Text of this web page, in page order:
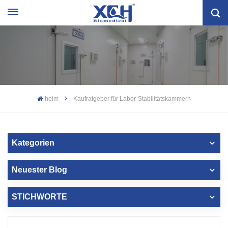
heim Kaufratgeber für Labor-Stabilitätskammern
Kategorien
Neuester Blog
STICHWORTE